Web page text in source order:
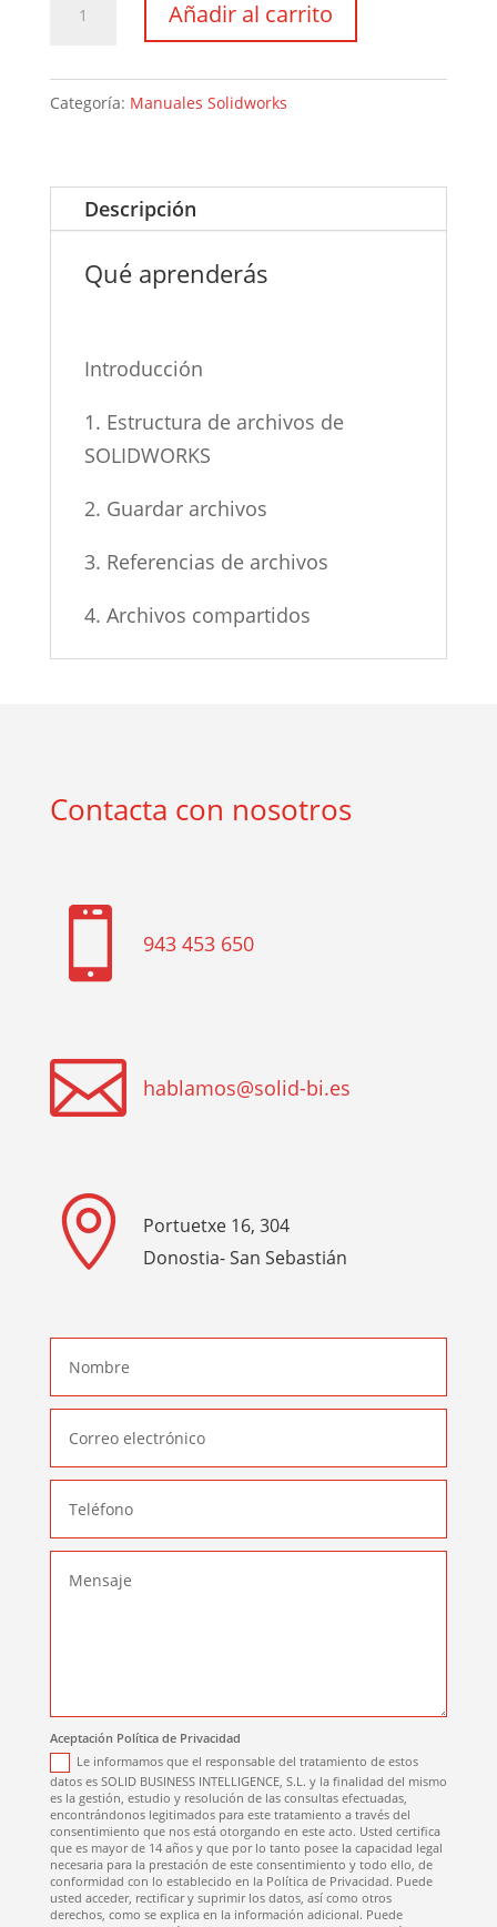
Archivos
Añadir al carrito
Categoría: Manuales Solidworks
Descripción
Qué aprenderás
Introducción
1. Estructura de archivos de
SOLIDWORKS
2. Guardar archivos
3. Referencias de archivos
4. Archivos compartidos
Contacta con nosotros
 943 453 650
 hablamos@solid-bi.es

Portuetxe 16, 304
Donostia- San Sebastián
Aceptación Política de Privacidad
Le informamos que el responsable del tratamiento de estos
datos es SOLID BUSINESS INTELLIGENCE, S.L. y la finalidad del mismo
es la gestión, estudio y resolución de las consultas efectuadas,
encontrándonos legitimados para este tratamiento a través del
consentimiento que nos está otorgando en este acto. Usted certifica
que es mayor de 14 años y que por lo tanto posee la capacidad legal
necesaria para la prestación de este consentimiento y todo ello, de
conformidad con lo establecido en la Política de Privacidad. Puede
usted acceder, rectificar y suprimir los datos, así como otros
derechos, como se explica en la información adicional. Puede